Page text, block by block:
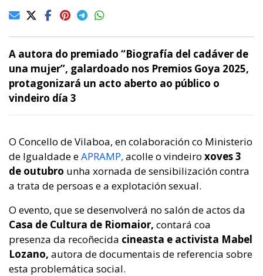
A autora do premiado “Biografía del cadáver de
una mujer”, galardoado nos Premios Goya 2025,
protagonizará un acto aberto ao público o
vindeiro día 3
O Concello de Vilaboa, en colaboración co Ministerio
de Igualdade eAPRAMP, acolle o vindeiro xoves 3
de outubro unha xornada de sensibilización contra
a trata de persoas e a explotación sexual.
O evento, que se desenvolverá no salón de actos da
Casa de Cultura de Riomaior, contará coa
presenza da recoñecida cineasta e activista Mabel
Lozano, autora de documentais de referencia sobre
esta problemática social.